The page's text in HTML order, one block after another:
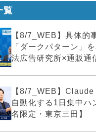
覧
【8/7_WEB】具体的
「ダークパターン」
法広告研究所×通販通
【8/7_WEB】
自動化する1日集中ハ
名限定・東京三田】